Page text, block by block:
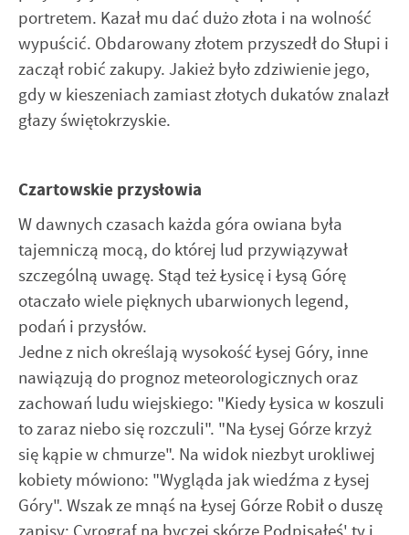
portretem. Kazał mu dać dużo złota i na wolność
wypuścić. Obdarowany złotem przyszedł do Słupi i
zaczął robić zakupy. Jakież było zdziwienie jego,
gdy w kieszeniach zamiast złotych dukatów znalazł
głazy świętokrzyskie.
Czartowskie przysłowia
W dawnych czasach każda góra owiana była
tajemniczą mocą, do której lud przywiązywał
szczególną uwagę. Stąd też Łysicę i Łysą Górę
otaczało wiele pięknych ubarwionych legend,
podań i przysłów.
Jedne z nich określają wysokość Łysej Góry, inne
nawiązują do prognoz meteorologicznych oraz
zachowań ludu wiejskiego: "Kiedy Łysica w koszuli
to zaraz niebo się rozczuli". "Na Łysej Górze krzyż
się kąpie w chmurze". Na widok niezbyt urokliwej
kobiety mówiono: "Wygląda jak wiedźma z Łysej
Góry". Wszak ze mnąś na Łysej Górze Robił o duszę